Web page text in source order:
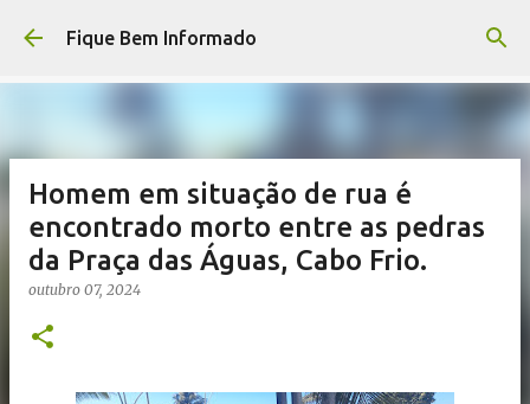
Pular para o conteúdo principal
Fique Bem Informado
Homem em situação de rua é
encontrado morto entre as pedras
da Praça das Águas, Cabo Frio.
outubro 07, 2024